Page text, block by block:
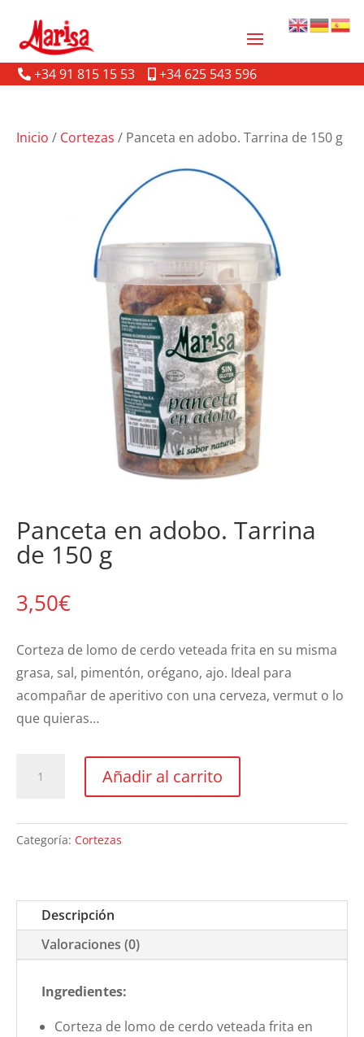
+34 91 815 15 53 +34 625 543 596
Inicio / Cortezas / Panceta en adobo. Tarrina de 150 g
Panceta en adobo. Tarrina
de 150 g
3,50€
Corteza de lomo de cerdo veteada frita en su misma
grasa, sal, pimentón, orégano, ajo. Ideal para
acompañar de aperitivo con una cerveza, vermut o lo
que quieras…
Tarrina
g
cantidad
Añadir al carrito
Categoría: Cortezas
Descripción
Valoraciones (0)
Ingredientes:
Corteza de lomo de cerdo veteada frita en